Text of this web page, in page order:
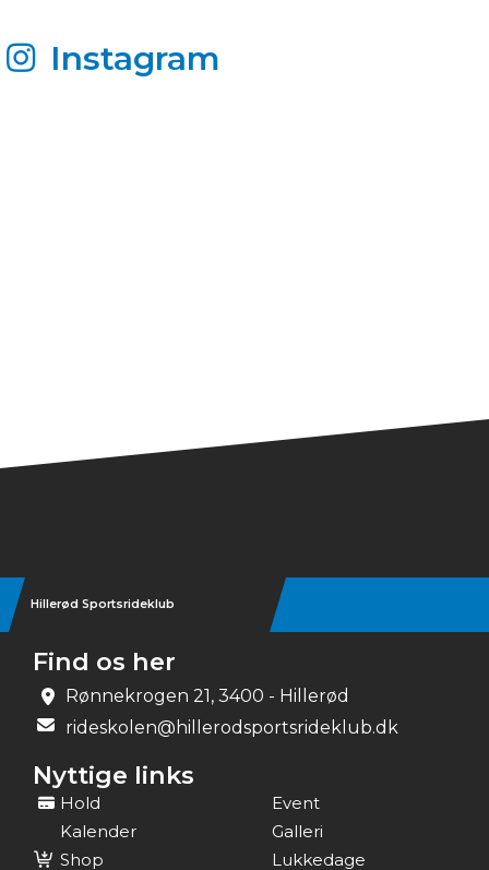
Instagram
Hillerød Sportsrideklub
Find os her
Rønnekrogen 21, 3400 - Hillerød
rideskolen@hillerodsportsrideklub.dk
Nyttige links
Hold
Event
Kalender
Galleri
Shop
Lukkedage